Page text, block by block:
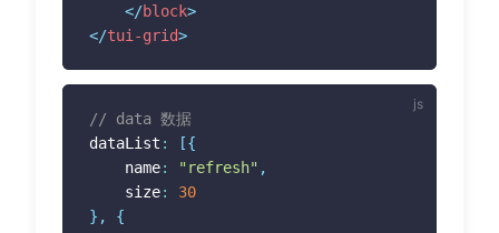
</block>
</tui-grid>
// data 数据
dataList : [{
	name
: "refresh" ,
	size
:
30
} ,
{